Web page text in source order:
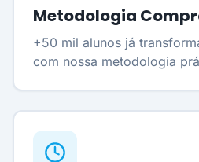
Metodologia
+50 mil alunos já
com nossa metodologia